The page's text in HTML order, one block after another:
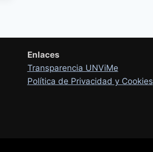
Enlaces
Transparencia UNViMe
Política de Privacidad y Cookies